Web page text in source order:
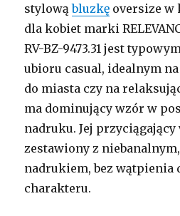
stylowąbluzkę oversize w
dla kobiet marki
RV-BZ-9473.31 jest
ubioru casual, idealnym
do miasta czy na
ma dominujący wzór w
nadruku. Jej
zestawiony z
nadrukiem, bez wątpienia
charakteru.